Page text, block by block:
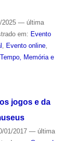
— última
em: Evento
, Evento online,
Memória e
jogos e da
01/2017 — última